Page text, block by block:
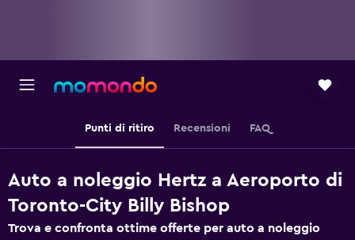
Punti di ritiro Recensioni FAQ
Auto a noleggio Hertz a Aeroporto di
Toronto-City Billy Bishop
Trova e confronta ottime offerte per auto a noleggio